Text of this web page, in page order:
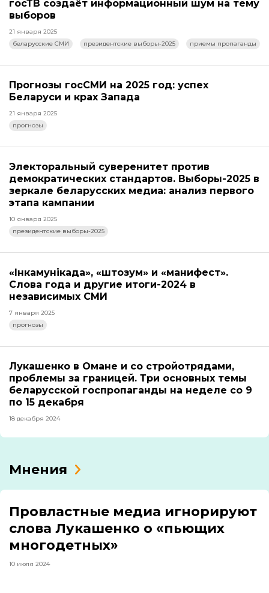
госТВ создаёт информационный шум на тему
выборов
21 января 2025
беларусские СМИ
президентские выборы-2025 приемы пропаганды
Прогнозы госСМИ на 2025 год: успех
Беларуси и крах Запада
21 января 2025
прогнозы
Электоральный суверенитет против
демократических стандартов. Выборы-2025 в
зеркале беларусских медиа: анализ первого
этапа кампании
10 января 2025
президентские выборы-2025
«Інкамунікада», «штозум» и «манифест».
Слова года и другие итоги-2024 в
независимых СМИ
7 января 2025
прогнозы
Лукашенко в Омане и со стройотрядами,
проблемы за границей. Три основных темы
беларусской госпропаганды на неделе со 9
по 15 декабря
18 декабря 2024
Мнения
Провластные медиа игнорируют
слова Лукашенко о «пьющих
многодетных»
10 июля 2024